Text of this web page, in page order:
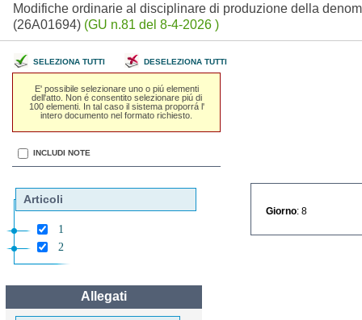
Modifiche ordinarie al disciplinare di produzione della
(26A01694) (GU n.81 del 8-4-2026 )
SELEZIONA TUTTI DESELEZIONA TUTTI
E' possibile selezionare uno o piú elementi
dell'atto. Non é consentito selezionare piú di
100 elementi. In tal caso il sistema proporrá l'
intero documento nel formato richiesto.
INCLUDI NOTE
Articoli
1
2
Allegati
Giorno : 8